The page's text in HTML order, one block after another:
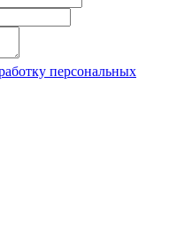
персональных